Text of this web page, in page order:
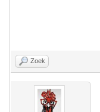
Zoek